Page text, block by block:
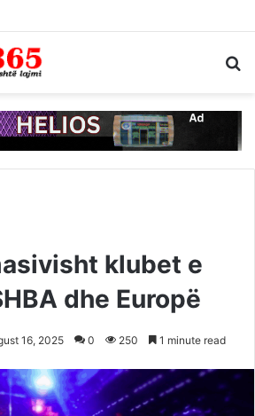
klubet e
dhe Europë
16, 2025 0 250 1 minute read